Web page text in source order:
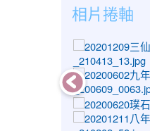
相片捲軸